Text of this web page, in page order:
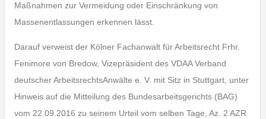
Maßnahmen zur Vermeidung oder Einschränkung von
Massenentlassungen erkennen lässt.
Darauf verweist der Kölner Fachanwalt für Arbeitsrecht Frhr.
Fenimore von Bredow, Vizepräsident des VDAA Verband
deutscher ArbeitsrechtsAnwälte e. V. mit Sitz in Stuttgart, unter
Hinweis auf die Mitteilung des Bundesarbeitsgerichts (BAG)
vom 22.09.2016 zu seinem Urteil vom selben Tage, Az. 2 AZR